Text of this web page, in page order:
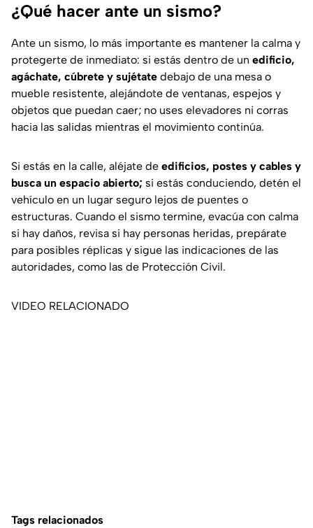
¿Qué hacer ante un sismo?
Ante un sismo, lo más importante es mantener la calma y
protegerte de inmediato: si estás dentro de un edificio,
agáchate, cúbrete y sujétate debajo de una mesa o
mueble resistente, alejándote de ventanas, espejos y
objetos que puedan caer; no uses elevadores ni corras
hacia las salidas mientras el movimiento continúa.
Si estás en la calle, aléjate de edificios, postes y cables y
busca un espacio abierto; si estás conduciendo, detén el
vehículo en un lugar seguro lejos de puentes o
estructuras. Cuando el sismo termine, evacúa con calma
si hay daños, revisa si hay personas heridas, prepárate
para posibles réplicas y sigue las indicaciones de las
autoridades, como las de Protección Civil.
VIDEO RELACIONADO
Tags relacionados